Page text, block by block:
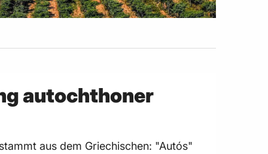
autochthoner
aus dem Griechischen: "Autós"